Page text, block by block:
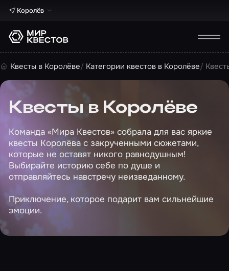
Королёв
Квесты в Королёве Категории квестов в Королёве
Квесты в Королёве
Команда «Мира Квестов» собрала для вас яркие
квесты Королёва с закрученными сюжетами,
которые не оставят никого равнодушным!
Выбирайте историю себе по душе и
отправляйтесь навстречу неизведанному.
Приключение, которое подарит вам сильнейшие
эмоции.